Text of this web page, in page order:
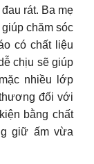
rát. Ba mẹ
chăm sóc
có chất liệu
chịu sẽ giúp
nhiều lớp
đối với
bằng chất
giữ ấm vừa